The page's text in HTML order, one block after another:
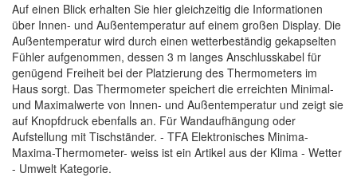
Auf einen Blick erhalten Sie hier gleichzeitig die Informationen
über Innen- und Außentemperatur auf einem großen Display. Die
Außentemperatur wird durch einen wetterbeständig gekapselten
Fühler aufgenommen, dessen 3 m langes Anschlusskabel für
genügend Freiheit bei der Platzierung des Thermometers im
Haus sorgt. Das Thermometer speichert die erreichten Minimal-
und Maximalwerte von Innen- und Außentemperatur und zeigt sie
auf Knopfdruck ebenfalls an. Für Wandaufhängung oder
Aufstellung mit Tischständer. - TFA Elektronisches Minima-
Maxima-Thermometer- weiss ist ein Artikel aus der Klima - Wetter
- Umwelt Kategorie.